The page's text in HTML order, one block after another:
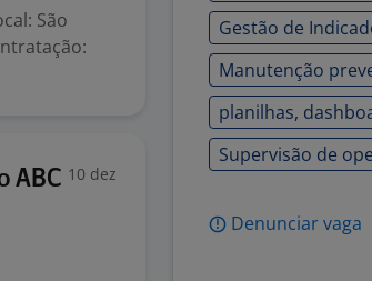
São
ABC 10 dez
Gestão de
Manutenção
planilhas,
Supervisão de
Denunciar vaga